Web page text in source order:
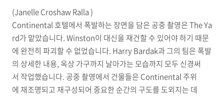
(Janelle Croshaw Ralla )
Continental 호텔에서 폭발하는 장면을 담은 공중 촬영은 The Ya
rd가 맡았습니다. Winston이 대신을 재건할 수 있어야 하기 때문
에 완전히 파괴할 수 없었습니다. Harry Bardak과 그의 팀은 폭발
의 상세한 내용, 옥상 가구까지 날아가는 모습까지 모두 신경써
서 작업했습니다. 공중 촬영에서 건물들은 Continental 주위
에 재조명되고 재구성되어 중요한 순간의 구도를 도외지는 데